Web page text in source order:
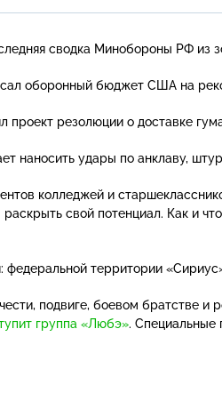
сводка Минобороны РФ из
оборонный бюджет США на
проект резолюции о доставке
наносить удары по анклаву,
колледжей и
свой потенциал. Как и
федеральной территории
подвиге, боевом братстве и
группа «Любэ». Специальные